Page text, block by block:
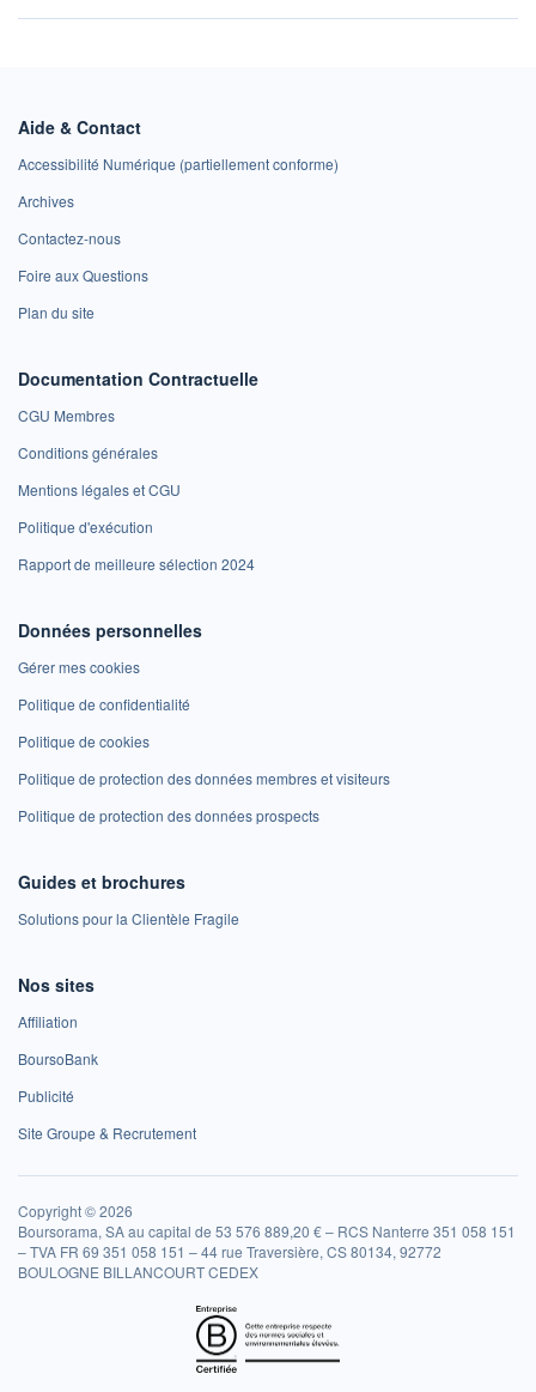
Aide & Contact
Accessibilité Numérique (partiellement conforme)
Archives
Contactez-nous
Foire aux Questions
Plan du site
Documentation Contractuelle
CGU Membres
Conditions générales
Mentions légales et CGU
Politique d'exécution
Rapport de meilleure sélection 2024
Données personnelles
Gérer mes cookies
Politique de confidentialité
Politique de cookies
Politique de protection des données membres et visiteurs
Politique de protection des données prospects
Guides et brochures
Solutions pour la Clientèle Fragile
Nos sites
Affiliation
BoursoBank
Publicité
Site Groupe & Recrutement
Copyright © 2026
Boursorama, SA au capital de 53 576 889,20 € – RCS Nanterre 351 058 151
– TVA FR 69 351 058 151 – 44 rue Traversière, CS 80134, 92772
BOULOGNE BILLANCOURT CEDEX